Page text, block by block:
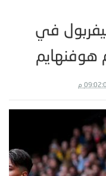
في
هوفنهايم